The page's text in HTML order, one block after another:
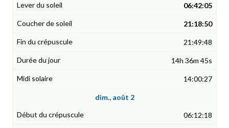
06:42:05
21:18:50
21:49:48
14h 36m 45s
14:00:27
dim., août 2
06:12:18